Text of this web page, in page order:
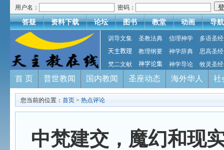
用户名： 密码：
答疑 资料下载 论坛 图书 教堂 动画 导航
训导文集 圣教法典 信理神学
多语圣经
天主教理
教理纲要 神学辞典
思高圣经
梵二文献
神学论集 神学导论 牧灵圣经
首 页 普世教闻 国内教闻 圣座动态 海外华人 社
您当前的位置： 首页 > 热点评论
中梵建交，魔幻和现